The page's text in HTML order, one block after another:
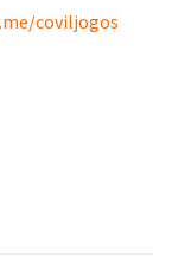
coviljogos